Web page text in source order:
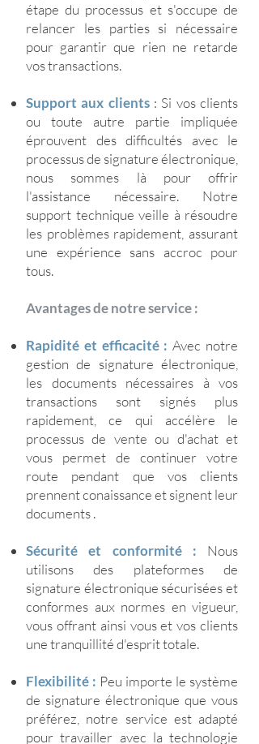
étape du processus et s'occupe de
relancer les parties si nécessaire
pour garantir que rien ne retarde
vos transactions.
Support aux clients : Si vos clients
ou toute autre partie impliquée
éprouvent des difficultés avec le
processus de signature électronique,
nous sommes là pour offrir
l'assistance nécessaire. Notre
support technique veille à résoudre
les problèmes rapidement, assurant
une expérience sans accroc pour
tous.
Avantages de notre service :
Rapidité et efficacité : Avec notre
gestion de signature électronique,
les documents nécessaires à vos
transactions sont signés plus
rapidement, ce qui accélère le
processus de vente ou d'achat et
vous permet de continuer votre
route pendant que vos clients
prennent conaissance et signent leur
documents .
Sécurité et conformité : Nous
utilisons des plateformes de
signature électronique sécurisées et
conformes aux normes en vigueur,
vous offrant ainsi vous et vos clients
une tranquillité d'esprit totale.
Flexibilité : Peu importe le système
de signature électronique que vous
préférez, notre service est adapté
pour travailler avec la technologie